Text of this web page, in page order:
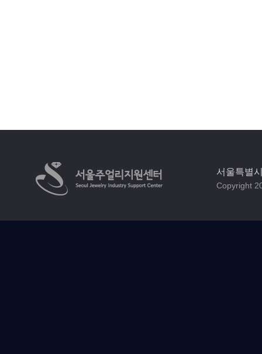
서울특별
Copyright